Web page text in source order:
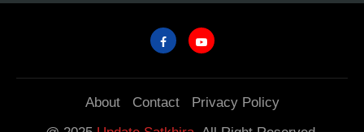
About Contact
Privacy Policy